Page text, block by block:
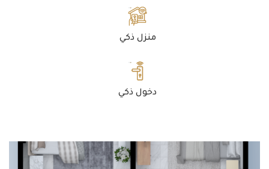
منزل ذكي
دخول ذكي